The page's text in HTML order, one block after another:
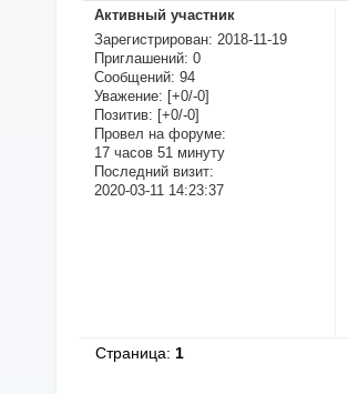
Активный участник
Зарегистрирован: 2018-11-19
Приглашений: 0
Сообщений: 94
Уважение: [+0/-0]
Позитив: [+0/-0]
Провел на форуме:
17 часов 51 минуту
Последний визит:
2020-03-11 14:23:37
Страница:1